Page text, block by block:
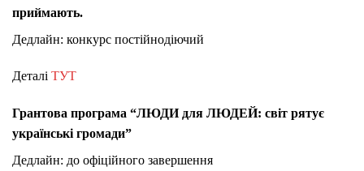
приймають.
Дедлайн: конкурс постійнодіючий
Деталі ТУТ
Грантова програма “ЛЮДИ для ЛЮДЕЙ: світ рятує
українські громади”
Дедлайн: до офіційного завершення